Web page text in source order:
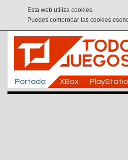
Esta web utiliza cookies.
Puedes comprobar las cookies
Portada XBox